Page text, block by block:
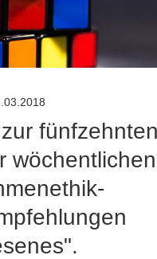
wöchentlichen